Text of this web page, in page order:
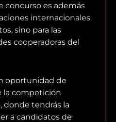
concurso es además
internacionales
sino para las
cooperadoras del
oportunidad de
la competición
donde tendrás la
a candidatos de